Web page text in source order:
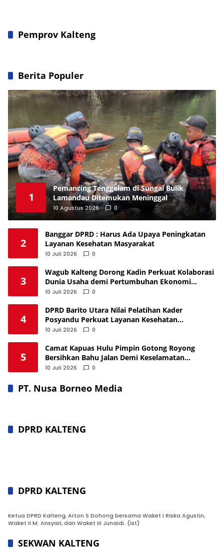
Pemprov Kalteng
Berita Populer
1
Pemancing Tenggelam di Sungai Bulik
Lamandau Ditemukan Meninggal
10 Agustus 2026 0
2
Banggar DPRD : Harus Ada Upaya Peningkatan
Layanan Kesehatan Masyarakat
10 Juli 2026 0
3
Wagub Kalteng Dorong Kadin Perkuat Kolaborasi
Dunia Usaha demi Pertumbuhan Ekonomi
Berkelanjutan
10 Juli 2026 0
4
DPRD Barito Utara Nilai Pelatihan Kader
Posyandu Perkuat Layanan Kesehatan
Masyarakat
10 Juli 2026 0
5
Camat Kapuas Hulu Pimpin Gotong Royong
Bersihkan Bahu Jalan Demi Keselamatan
Pengendara
10 Juli 2026 0
PT. Nusa Borneo Media
DPRD KALTENG
DPRD KALTENG
Ketua DPRD Kalteng, Arton S Dohong bersama Waket I Riska Agustin,
Waket II M. Ansyari, dan Waket III Junaidi. (ist)
SEKWAN KALTENG